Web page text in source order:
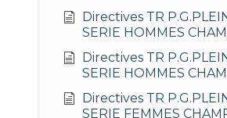
Directives TR
SERIE HOMMES
Directives TR
SERIE HOMMES
Directives TR
SERIE FEMMES